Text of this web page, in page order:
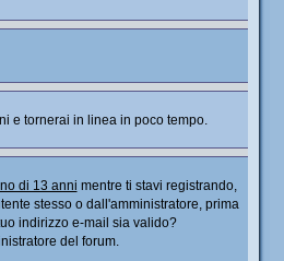
e tornerai in linea in poco tempo.
di 13 anni mentre ti stavi registrando,
stesso o dall'amministratore, prima
indirizzo e-mail sia valido?
del forum.